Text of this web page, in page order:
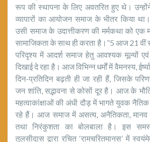
रूप की स्थापना के लिए अवतरित हुए थे।
व्यापारों का आयोजन समाज के भीतर किया था।
उसी समाज के उदात्तीकरण की मर्मकथा को एक
सामाजिकता के साथ ही करता है।”5 आज 21 वीं
परिदृश्य में आदर्श समाज हेतु आवश्यक मूल्यों
दिखाई दे रहा है। आज विभिन्न धर्मों में वैमनस्य,
दिन-प्रतिदिन बढ़ती ही जा रही हैं, जिसके
जन शांति, सद्भावना से कोसों दूर है। आज के
महत्वाकांक्षाओं की अंधी दौड़ में भागते युवक नैतिक
रहे हैं। आज समाज में असत्य, अनैतिकता, मानव
तथा निरंकुशता का बोलबाला है। इस
तुलसीदास द्वारा रचित ‘रामचरितमानस’ में